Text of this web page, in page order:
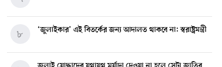
‘জুলাইকার’ এই বিতর্কের জন্য আদালত থাকবে না: স্বরাষ্ট্রমন্ত্রী
৮